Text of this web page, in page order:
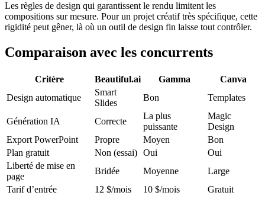
Les règles de design qui garantissent le rendu limitent les
compositions sur mesure. Pour un projet créatif très spécifique, cette
rigidité peut gêner, là où un outil de design fin laisse tout contrôler.
Comparaison avec les concurrents
Critère Beautiful.ai Gamma
Canva
Design automatique
Smart
Slides
Bon Templates
Génération IA Correcte
La plus
puissante
Magic
Design
Export PowerPoint
Propre Moyen
Bon
Plan gratuit
Non (essai) Oui
Oui
Liberté de mise en
page
Bridée Moyenne
Large
Tarif d’entrée
12 $/mois 10 $/mois Gratuit